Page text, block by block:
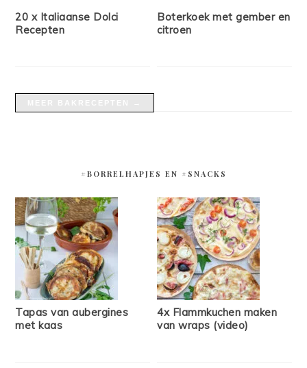
20 x Italiaanse Dolci
Recepten
Boterkoek met gember en
citroen
#BORRELHAPJES EN #SNACKS
Tapas van aubergines
met kaas
4x Flammkuchen maken
van wraps (video)